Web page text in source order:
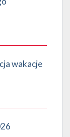
wakacje